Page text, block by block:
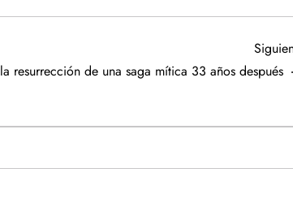
la resurrección de una saga mítica 33 años después